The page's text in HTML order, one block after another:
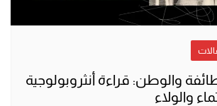
والوطن: قراءة أنثروبولوجية
والولاء